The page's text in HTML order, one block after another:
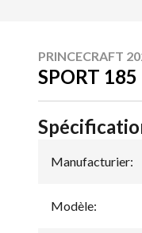
PRINCECRAFT
SPORT 185
Manufacturier:
Modèle: